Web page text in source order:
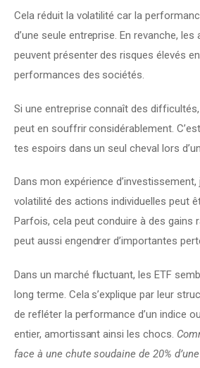
Cela réduit la volatilité car la
d’une seule entreprise. En revanche,
peuvent présenter des risques élevés
performances des sociétés.
Si une entreprise connaît des
peut en souffrir considérablement.
tes espoirs dans un seul cheval lors
Dans mon expérience d’investissement,
volatilité des actions individuelles peut
Parfois, cela peut conduire à des gains
peut aussi engendrer d’importantes
Dans un marché fluctuant, les ETF
long terme. Cela s’explique par leur
de refléter la performance d’un indice
entier, amortissant ainsi les chocs.
face à une chute soudaine de 20%